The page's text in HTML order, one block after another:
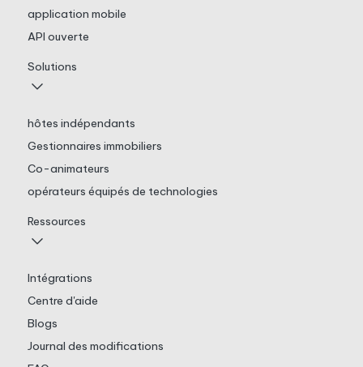
application mobile
API ouverte
Solutions
hôtes indépendants
Gestionnaires immobiliers
Co-animateurs
opérateurs équipés de technologies
Ressources
Intégrations
Centre d'aide
Blogs
Journal des modifications